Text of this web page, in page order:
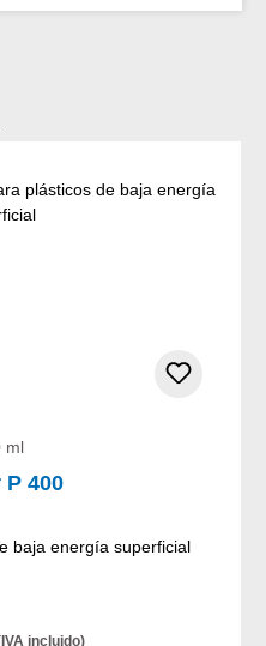
ml
P 400
baja energía superficial
incluido)